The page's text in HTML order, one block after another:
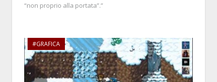
“non proprio alla portata”.”
#GRAFICA